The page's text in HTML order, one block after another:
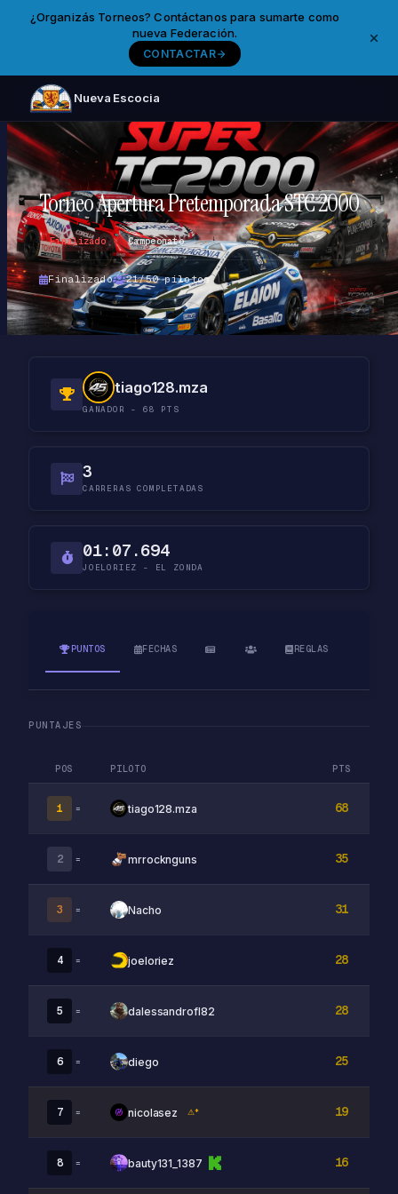
¿Organizás Torneos? Contáctanos para sumarte como
nueva Federación.
CONTACTAR
Nueva Escocia
Torneo Apertura Pretemporada STC 2000
Finalizado Campeonato
Finalizado 21/50 pilotos
tiago128.mza
GANADOR - 68 PTS
3
CARRERAS COMPLETADAS
01:07.694
JOELORIEZ - EL ZONDA
PUNTOS FECHAS REGLAS
PUNTAJES
POS PILOTO PTS
1 = tiago128.mza 68
2 = mrrocknguns 35
3 = Nacho 31
4 = joeloriez 28
5 = dalessandrofl82 28
6 = diego 25
7 = nicolasez ⚠* 19
8 = bauty131_1387 16